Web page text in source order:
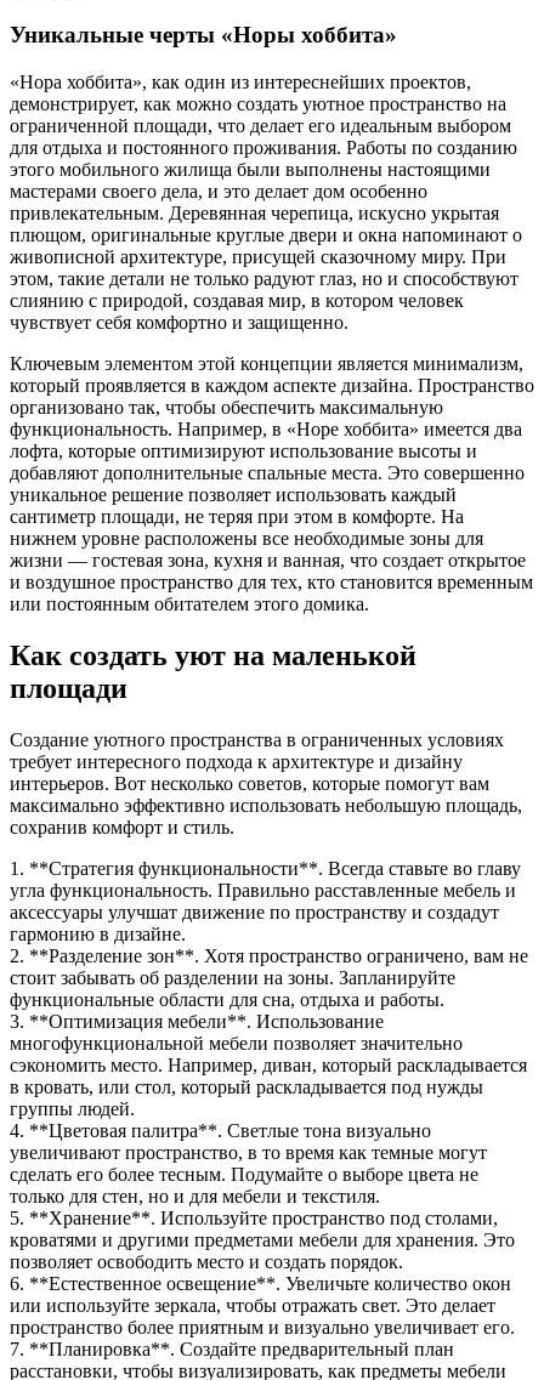
Уникальные черты «Норы хоббита»
«Нора хоббита», как один из интереснейших проектов,
демонстрирует, как можно создать уютное пространство на
ограниченной площади, что делает его идеальным выбором
для отдыха и постоянного проживания. Работы по созданию
этого мобильного жилища были выполнены настоящими
мастерами своего дела, и это делает дом особенно
привлекательным. Деревянная черепица, искусно укрытая
плющом, оригинальные круглые двери и окна напоминают о
живописной архитектуре, присущей сказочному миру. При
этом, такие детали не только радуют глаз, но и способствуют
слиянию с природой, создавая мир, в котором человек
чувствует себя комфортно и защищенно.
Ключевым элементом этой концепции является минимализм,
который проявляется в каждом аспекте дизайна. Пространство
организовано так, чтобы обеспечить максимальную
функциональность. Например, в «Норе хоббита» имеется два
лофта, которые оптимизируют использование высоты и
добавляют дополнительные спальные места. Это совершенно
уникальное решение позволяет использовать каждый
сантиметр площади, не теряя при этом в комфорте. На
нижнем уровне расположены все необходимые зоны для
жизни — гостевая зона, кухня и ванная, что создает открытое
и воздушное пространство для тех, кто становится временным
или постоянным обитателем этого домика.
Как создать уют на маленькой
площади
Создание уютного пространства в ограниченных условиях
требует интересного подхода к архитектуре и дизайну
интерьеров. Вот несколько советов, которые помогут вам
максимально эффективно использовать небольшую площадь,
сохранив комфорт и стиль.
1. **Стратегия функциональности**. Всегда ставьте во главу
угла функциональность. Правильно расставленные мебель и
аксессуары улучшат движение по пространству и создадут
гармонию в дизайне.
2. **Разделение зон**. Хотя пространство ограничено, вам не
стоит забывать об разделении на зоны. Запланируйте
функциональные области для сна, отдыха и работы.
3. **Оптимизация мебели**. Использование
многофункциональной мебели позволяет значительно
сэкономить место. Например, диван, который раскладывается
в кровать, или стол, который раскладывается под нужды
группы людей.
4. **Цветовая палитра**. Светлые тона визуально
увеличивают пространство, в то время как темные могут
сделать его более тесным. Подумайте о выборе цвета не
только для стен, но и для мебели и текстиля.
5. **Хранение**. Используйте пространство под столами,
кроватями и другими предметами мебели для хранения. Это
позволяет освободить место и создать порядок.
6. **Естественное освещение**. Увеличьте количество окон
или используйте зеркала, чтобы отражать свет. Это делает
пространство более приятным и визуально увеличивает его.
7. **Планировка**. Создайте предварительный план
расстановки, чтобы визуализировать, как предметы мебели